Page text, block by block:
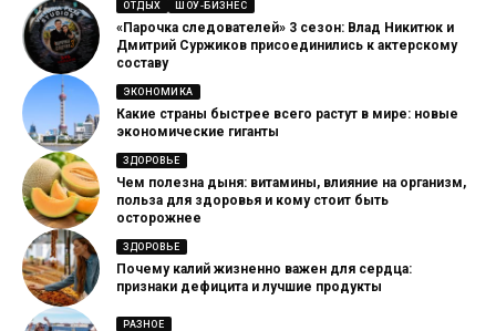
ОТДЫХ ШОУ-БИЗНЕС
«Парочка следователей» 3 сезон: Влад Никитюк и
Дмитрий Суржиков присоединились к актерскому
составу
ЭКОНОМИКА
Какие страны быстрее всего растут в мире: новые
экономические гиганты
ЗДОРОВЬЕ
Чем полезна дыня: витамины, влияние на организм,
польза для здоровья и кому стоит быть
осторожнее
ЗДОРОВЬЕ
Почему калий жизненно важен для сердца:
признаки дефицита и лучшие продукты
РАЗНОЕ